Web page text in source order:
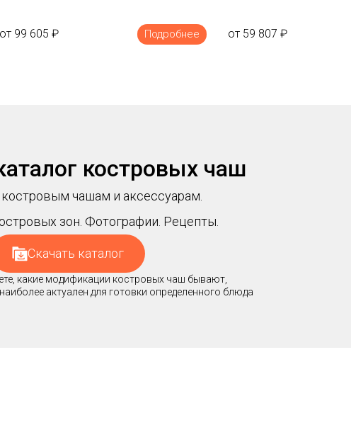
от 99 605 ₽ Подробнее от 59 807 ₽
костровых чаш
костровым чашам и аксессуарам.
зон. Фотографии. Рецепты.
Скачать каталог
какие модификации костровых чаш бывают,
актуален для готовки определенного блюда